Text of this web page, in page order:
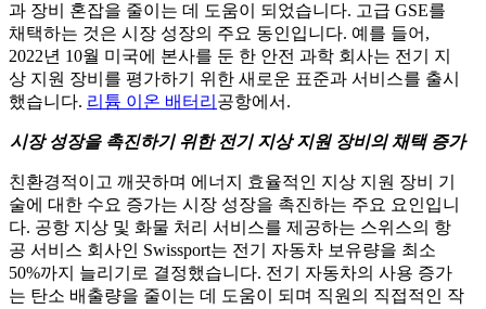
과 장비 혼잡을 줄이는 데 도움이 되었습니다. 고급 GSE를
채택하는 것은 시장 성장의 주요 동인입니다. 예를 들어,
2022년 10월 미국에 본사를 둔 한 안전 과학 회사는 전기 지
상 지원 장비를 평가하기 위한 새로운 표준과 서비스를 출시
했습니다. 리튬 이온 배터리 공항에서.
시장 성장을 촉진하기 위한 전기 지상 지원 장비의 채택 증가
친환경적이고 깨끗하며 에너지 효율적인 지상 지원 장비 기
술에 대한 수요 증가는 시장 성장을 촉진하는 주요 요인입니
다. 공항 지상 및 화물 처리 서비스를 제공하는 스위스의 항
공 서비스 회사인 Swissport는 전기 자동차 보유량을 최소
50%까지 늘리기로 결정했습니다. 전기 자동차의 사용 증가
는 탄소 배출량을 줄이는 데 도움이 되며 직원의 직접적인 작